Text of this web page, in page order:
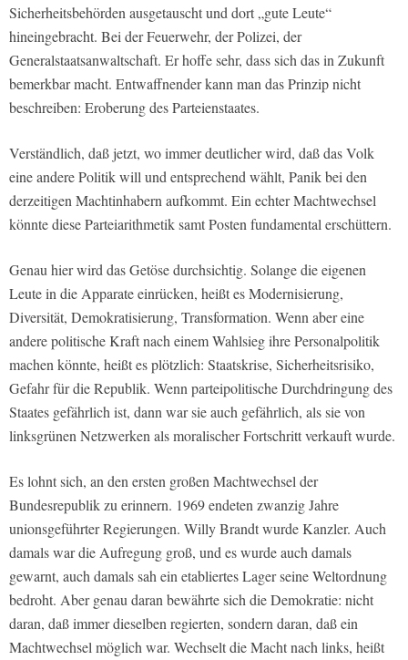
Sicherheitsbehörden ausgetauscht und dort „gute Leute“
hineingebracht. Bei der Feuerwehr, der Polizei, der
Generalstaatsanwaltschaft. Er hoffe sehr, dass sich das in Zukunft
bemerkbar macht. Entwaffnender kann man das Prinzip nicht
beschreiben: Eroberung des Parteienstaates.
Verständlich, daß jetzt, wo immer deutlicher wird, daß das Volk
eine andere Politik will und entsprechend wählt, Panik bei den
derzeitigen Machtinhabern aufkommt. Ein echter Machtwechsel
könnte diese Parteiarithmetik samt Posten fundamental erschüttern.
Genau hier wird das Getöse durchsichtig. Solange die eigenen
Leute in die Apparate einrücken, heißt es Modernisierung,
Diversität, Demokratisierung, Transformation. Wenn aber eine
andere politische Kraft nach einem Wahlsieg ihre Personalpolitik
machen könnte, heißt es plötzlich: Staatskrise, Sicherheitsrisiko,
Gefahr für die Republik. Wenn parteipolitische Durchdringung des
Staates gefährlich ist, dann war sie auch gefährlich, als sie von
linksgrünen Netzwerken als moralischer Fortschritt verkauft wurde.
Es lohnt sich, an den ersten großen Machtwechsel der
Bundesrepublik zu erinnern. 1969 endeten zwanzig Jahre
unionsgeführter Regierungen. Willy Brandt wurde Kanzler. Auch
damals war die Aufregung groß, und es wurde auch damals
gewarnt, auch damals sah ein etabliertes Lager seine Weltordnung
bedroht. Aber genau daran bewährte sich die Demokratie: nicht
daran, daß immer dieselben regierten, sondern daran, daß ein
Machtwechsel möglich war. Wechselt die Macht nach links, heißt